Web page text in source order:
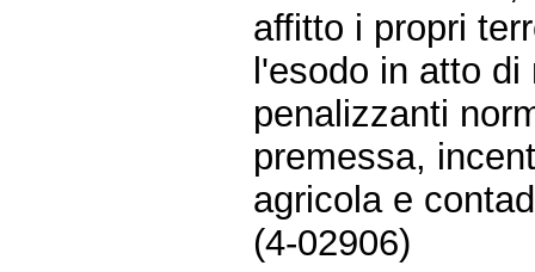
affitto i propri
l'esodo in atto
penalizzanti
premessa,
agricola e
(4-02906)